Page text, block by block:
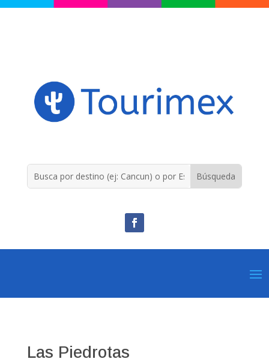
Las Piedrotas